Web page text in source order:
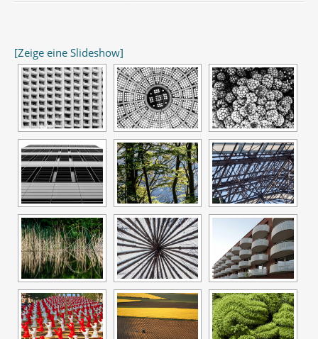
[Zeige eine Slideshow]